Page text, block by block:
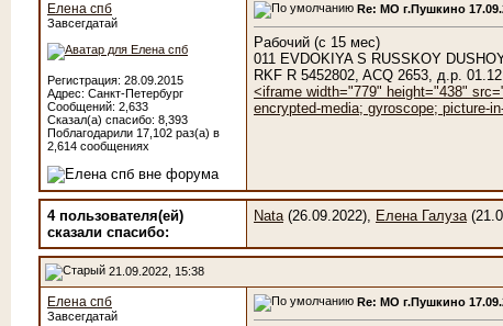
Елена спб
Завсегдатай
Регистрация: 28.09.2015
Адрес: Санкт-Петербург
Сообщений: 2,633
Сказал(а) спасибо: 8,393
Поблагодарили 17,102 раз(а) в
2,614 сообщениях
Re: МО г.Пушкино
Рабочий (с 15 мес)
011 EVDOKIYA S RUSSKOY
RKF R 5452802, ACQ 2653, д.р.
<iframe width="779" height="438"
encrypted-media; gyroscope; picture-
4 пользователя(ей)
сказали cпасибо:
Nata(26.09.2022), Елена Галуза
21.09.2022, 15:38
Елена спб
Завсегдатай
Re: МО г.Пушкино